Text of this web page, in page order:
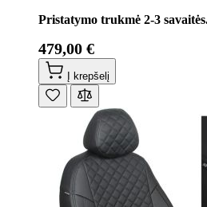
Pristatymo trukmė 2-3
479,00 €
Į krepšelį